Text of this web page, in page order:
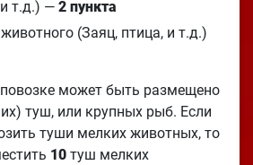
т.д.) — 2 пункта
(Заяц, птица, и т.д.)
может быть размещено
туш, или крупных рыб. Если
туши мелких животных, то
10туш мелких